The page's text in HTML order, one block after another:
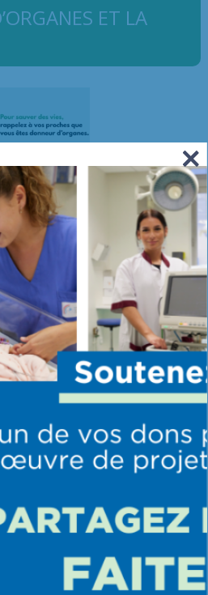
ET LA
nationale de réflexion sur le
les équipes de coordination
du CHIV organisent une
et d’information.
!